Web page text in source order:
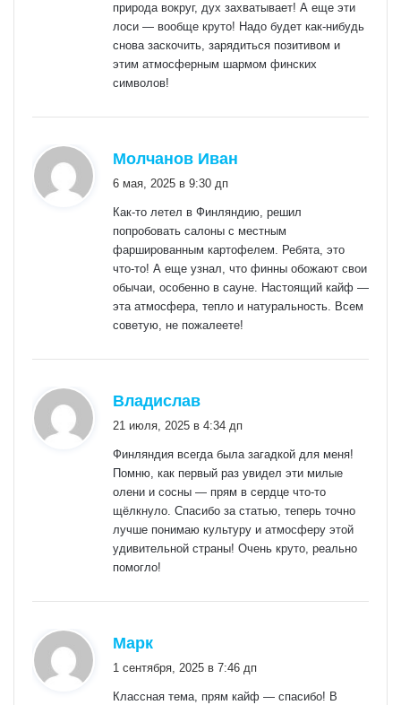
природа вокруг, дух захватывает! А еще эти
лоси — вообще круто! Надо будет как-нибудь
снова заскочить, зарядиться позитивом и
этим атмосферным шармом финских
символов!
Молчанов Иван
6 мая, 2025 в 9:30 дп
Как-то летел в Финляндию, решил
попробовать салоны с местным
фаршированным картофелем. Ребята, это
что-то! А еще узнал, что финны обожают свои
обычаи, особенно в сауне. Настоящий кайф —
эта атмосфера, тепло и натуральность. Всем
советую, не пожалеете!
Владислав
21 июля, 2025 в 4:34 дп
Финляндия всегда была загадкой для меня!
Помню, как первый раз увидел эти милые
олени и сосны — прям в сердце что-то
щёлкнуло. Спасибо за статью, теперь точно
лучше понимаю культуру и атмосферу этой
удивительной страны! Очень круто, реально
помогло!
Марк
1 сентября, 2025 в 7:46 дп
Классная тема, прям кайф — спасибо! В